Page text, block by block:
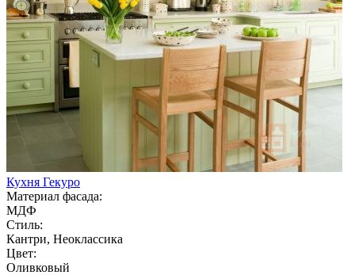
Кухня Гекуро
Материал фасада:
МДФ
Стиль:
Кантри, Неоклассика
Цвет:
Оливковый